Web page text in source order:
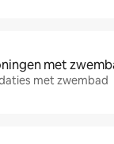
met
met zwembad